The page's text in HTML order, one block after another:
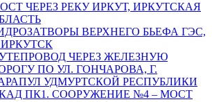
ЧЕРЕЗ РЕКУ ИРКУТ, ИРКУТСКАЯ
ВЕРХНЕГО БЬЕФА ГЭС,
ИРКУТСК
ЧЕРЕЗ ЖЕЛЕЗНУЮ
ПО УЛ. ГОНЧАРОВА, Г.
УДМУРТСКОЙ РЕСПУБЛИКИ
ПК1. СООРУЖЕНИЕ №4 – МОСТ